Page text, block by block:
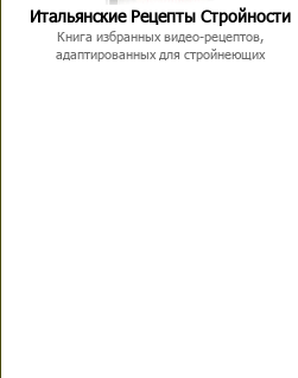
Итальянские Рецепты Стройности
Книга избранных видео-рецептов,
адаптированных для стройнеющих